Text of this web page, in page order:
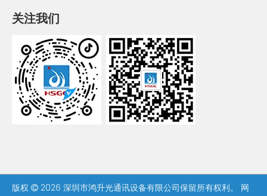
关注我们
版权  2026 深圳市鸿升光通讯设备有限公司保留所有权利。 网